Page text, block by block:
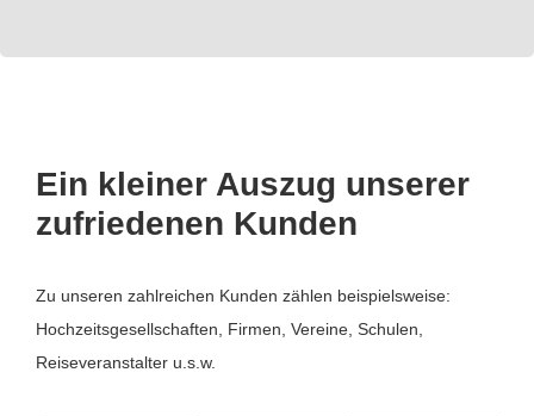
Ein kleiner Auszug unserer
zufriedenen Kunden
Zu unseren zahlreichen Kunden zählen beispielsweise:
Hochzeitsgesellschaften, Firmen, Vereine, Schulen,
Reiseveranstalter u.s.w.